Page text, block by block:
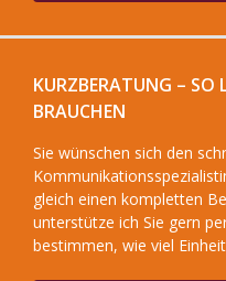
KURZBERATUNG – SO
BRAUCHEN
Sie wünschen sich den
gleich einen kompletten
unterstütze ich Sie gern
bestimmen, wie viel